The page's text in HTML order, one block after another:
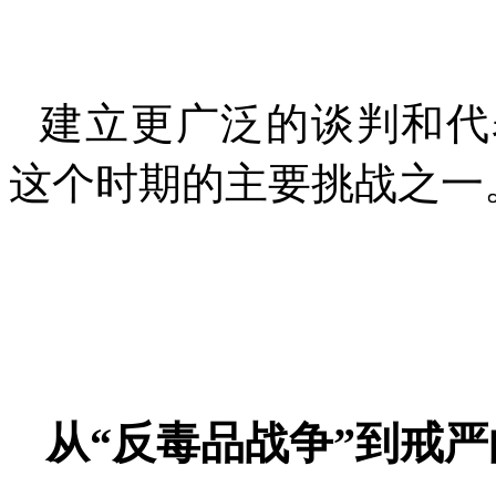
建立更广泛的谈判和
这个时期的主要挑战之一
从“反毒品战争”到戒